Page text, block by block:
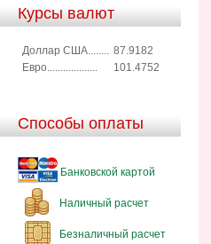
Курсы валют
Доллар США........ 87.9182
Евро...................
101.4752
Способы оплаты
Банковской картой
Наличный расчет
Безналичный расчет